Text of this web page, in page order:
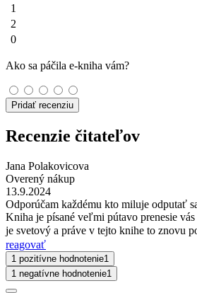
1
2
0
Ako sa páčila e-kniha vám?
Pridať recenziu
Recenzie čitateľov
Jana Polakovicova
Overený nákup
13.9.2024
Odporúčam každému kto miluje odputať
Kniha je písané veľmi pútavo prenesie
je svetový a práve v tejto knihe to znovu
reagovať
1 pozitívne hodnotenie1
1 negatívne hodnotenie1